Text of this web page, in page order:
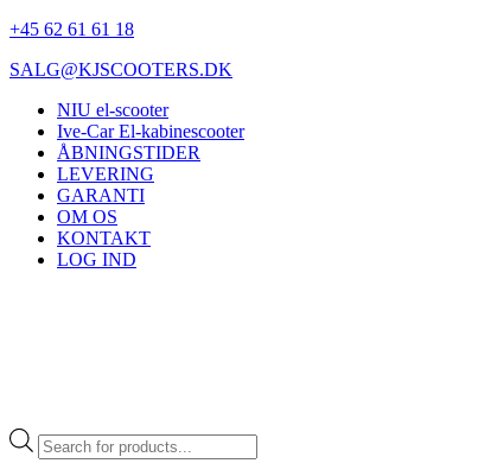
+45 62 61 61 18
SALG@KJSCOOTERS.DK
NIU el-scooter
Ive-Car El-kabinescooter
ÅBNINGSTIDER
LEVERING
GARANTI
OM OS
KONTAKT
LOG IND
Products
search